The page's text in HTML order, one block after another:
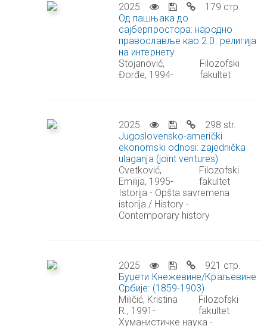
2025
179 стр.
Од пашњака до
сајберпростора: народно
православље као 2.0. религија
на интернету
Stojanović,
Đorđe, 1994-
Filozofski
fakultet
2025
298 str.
Jugoslovensko-američki
ekonomski odnosi: zajednička
ulaganja (joint ventures)
Cvetković,
Emilija, 1995-
Filozofski
fakultet
Istorija - Opšta savremena
istorija / History -
Contemporary history
2025
921 стр.
Буџети Кнежевине/Краљевине
Србије: (1859-1903)
Miličić, Kristina
R., 1991-
Filozofski
fakultet
Хуманистичке наука -